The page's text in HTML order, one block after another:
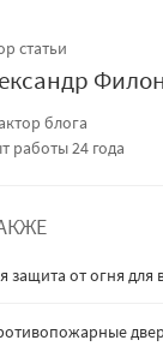
статьи
блога
работы 24 года
защита от огня для